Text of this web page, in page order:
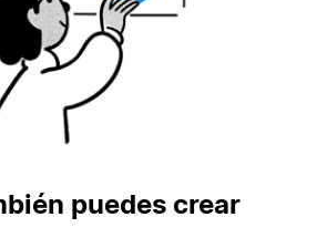
puedes crear